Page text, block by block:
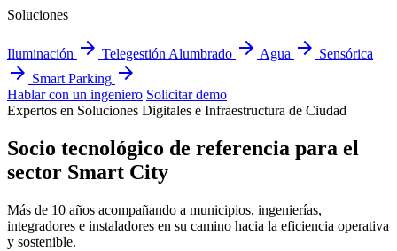
Soluciones
Iluminación arrow_forward Telegestión Alumbrado arrow_forward Agua arrow_forward Sensórica
arrow_forward Smart Parking arrow_forward
Hablar con un ingeniero Solicitar demo
Expertos en Soluciones Digitales e Infraestructura de Ciudad
Socio tecnológico de referencia para el
sector Smart City
Más de 10 años acompañando a municipios, ingenierías,
integradores e instaladores en su camino hacia la eficiencia operativa
y sostenible.